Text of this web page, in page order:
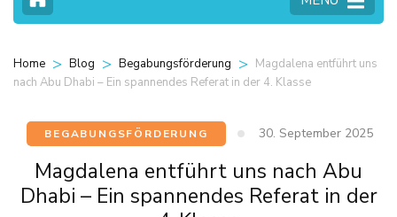
Home > Blog > Begabungsförderung > Magdalena entführt uns
nach Abu Dhabi – Ein spannendes Referat in der 4. Klasse
BEGABUNGSFÖRDERUNG 30. September 2025
Magdalena entführt uns nach Abu
Dhabi – Ein spannendes Referat in der